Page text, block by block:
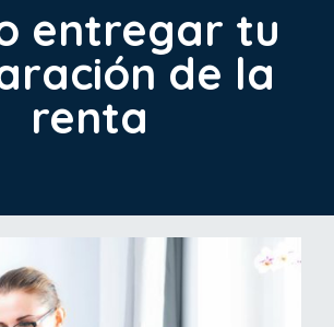
entregar tu
de la
renta